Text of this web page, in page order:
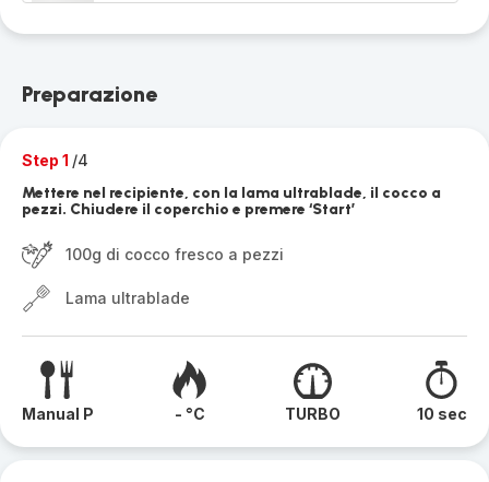
Preparazione
Step 1 /4
Mettere nel recipiente, con la lama ultrablade, il cocco a
pezzi. Chiudere il coperchio e premere ‘Start’
100g di cocco fresco a pezzi
Lama ultrablade
Manual P - °C TURBO 10 sec